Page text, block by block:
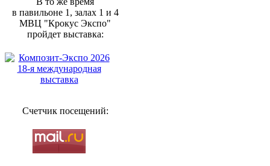
в павильоне 1, залах 1 и 4
МВЦ "Крокус Экспо"
пройдет выставка:
Счетчик посещений: